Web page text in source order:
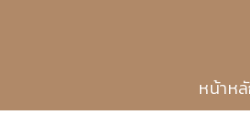
หน้าห